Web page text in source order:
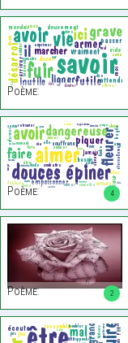
Poème:
4
Poème:
2
Poème: